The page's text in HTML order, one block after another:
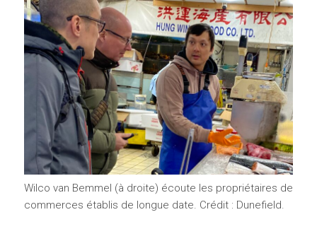
Wilco van Bemmel (à droite) écoute les propriétaires de
commerces établis de longue date. Crédit : Dunefield.